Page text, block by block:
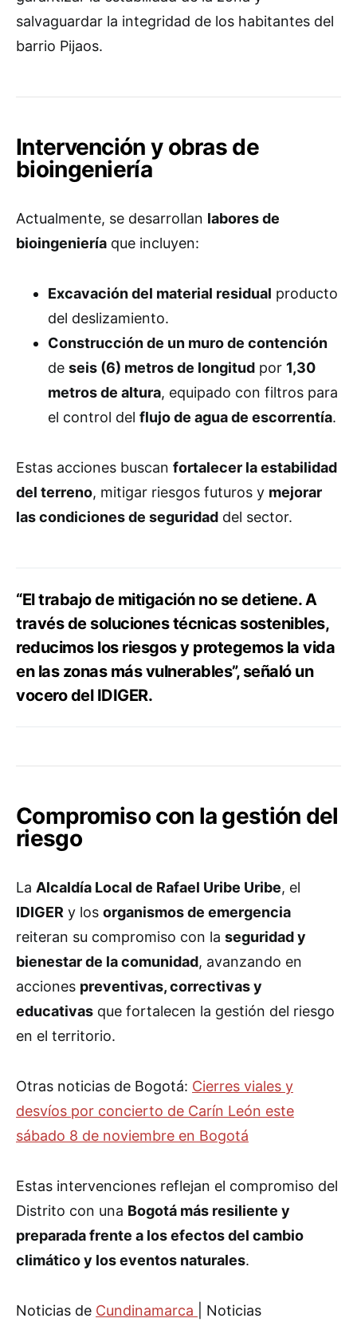
salvaguardar la integridad de los habitantes del
barrio Pijaos.
Intervención y obras de
bioingeniería
Actualmente, se desarrollan labores de
bioingeniería que incluyen:
Excavación del material residual producto
del deslizamiento.
Construcción de un muro de contención
de seis (6) metros de longitud por 1,30
metros de altura, equipado con filtros para
el control del flujo de agua de escorrentía.
Estas acciones buscan fortalecer la estabilidad
del terreno, mitigar riesgos futuros y mejorar
las condiciones de seguridad del sector.
“El trabajo de mitigación no se detiene. A
través de soluciones técnicas sostenibles,
reducimos los riesgos y protegemos la vida
en las zonas más vulnerables”, señaló un
vocero del IDIGER.
Compromiso con la gestión del
riesgo
La Alcaldía Local de Rafael Uribe Uribe, el
IDIGER y los organismos de emergencia
reiteran su compromiso con la seguridad y
bienestar de la comunidad, avanzando en
acciones preventivas, correctivas y
educativas que fortalecen la gestión del riesgo
en el territorio.
Otras noticias de Bogotá: Cierres viales y
desvíos por concierto de Carín León este
sábado 8 de noviembre en Bogotá
Estas intervenciones reflejan el compromiso del
Distrito con una Bogotá más resiliente y
preparada frente a los efectos del cambio
climático y los eventos naturales.
Noticias de Cundinamarca
| Noticias